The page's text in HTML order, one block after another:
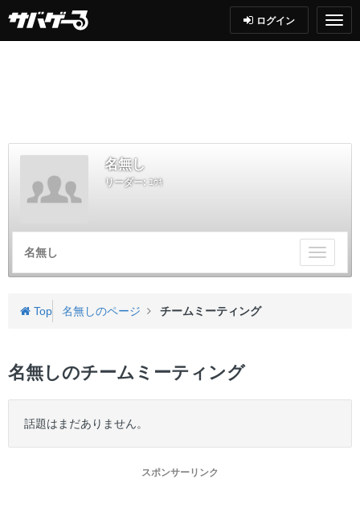
ログイン
名無し
リーダー: ﾕｳｷ
チ
ー
名無し
Top 名無しのページ チームミーティング
名無しのチームミーティング
話題はまだありません。
スポンサーリンク